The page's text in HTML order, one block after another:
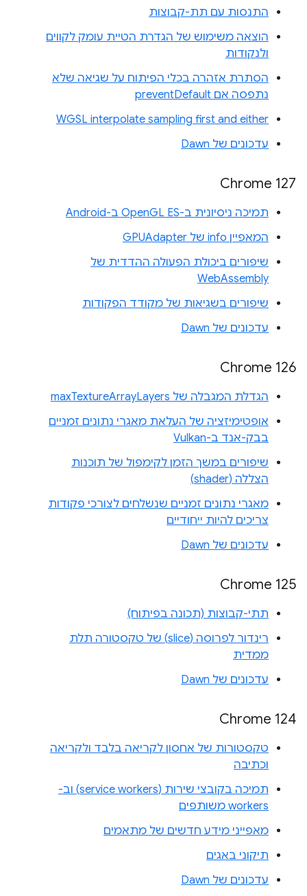
התנסות עם תת-קבוצות
הוצאה משימוש של הגדרת הטיית עומק לקווים
ולנקודות
הסתרת אזהרה בכלי הפיתוח על שגיאה שלא
נתפסה אם preventDefault
WGSL interpolate sampling first and either
עדכונים של Dawn
Chrome 127
תמיכה ניסיונית ב-OpenGL ES ב-Android
המאפיין info של GPUAdapter
שיפורים ביכולת הפעולה ההדדית של
WebAssembly
שיפורים בשגיאות של מקודד הפקודות
עדכונים של Dawn
Chrome 126
הגדלת המגבלה של maxTextureArrayLayers
אופטימיזציה של העלאת מאגרי נתונים זמניים
בבק-אנד ב-Vulkan
שיפורים במשך הזמן לקימפול של תוכנות
הצללה (shader)
מאגרי נתונים זמניים שנשלחים לצורכי פקודות
צריכים להיות ייחודיים
עדכונים של Dawn
‫Chrome 125
תתי-קבוצות (תכונה בפיתוח)
רינדור לפרוסה (slice) של טקסטורה תלת
ממדית
עדכונים של Dawn
Chrome 124
טקסטורות של אחסון לקריאה בלבד ולקריאה
וכתיבה
תמיכה בקובצי שירות (service workers) וב-
workers משותפים
מאפייני מידע חדשים של מתאמים
תיקוני באגים
עדכונים של Dawn